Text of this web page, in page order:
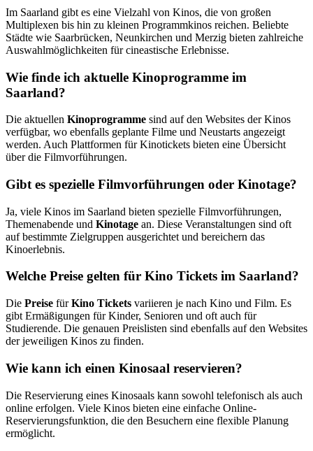
Im Saarland gibt es eine Vielzahl von Kinos, die von großen
Multiplexen bis hin zu kleinen Programmkinos reichen. Beliebte
Städte wie Saarbrücken, Neunkirchen und Merzig bieten zahlreiche
Auswahlmöglichkeiten für cineastische Erlebnisse.
Wie finde ich aktuelle Kinoprogramme im
Saarland?
Die aktuellen Kinoprogramme sind auf den Websites der Kinos
verfügbar, wo ebenfalls geplante Filme und Neustarts angezeigt
werden. Auch Plattformen für Kinotickets bieten eine Übersicht
über die Filmvorführungen.
Gibt es spezielle Filmvorführungen oder Kinotage?
Ja, viele Kinos im Saarland bieten spezielle Filmvorführungen,
Themenabende und Kinotage an. Diese Veranstaltungen sind oft
auf bestimmte Zielgruppen ausgerichtet und bereichern das
Kinoerlebnis.
Welche Preise gelten für Kino Tickets im Saarland?
Die Preise fürKino Tickets variieren je nach Kino und Film. Es
gibt Ermäßigungen für Kinder, Senioren und oft auch für
Studierende. Die genauen Preislisten sind ebenfalls auf den Websites
der jeweiligen Kinos zu finden.
Wie kann ich einen Kinosaal reservieren?
Die Reservierung eines Kinosaals kann sowohl telefonisch als auch
online erfolgen. Viele Kinos bieten eine einfache Online-
Reservierungsfunktion, die den Besuchern eine flexible Planung
ermöglicht.